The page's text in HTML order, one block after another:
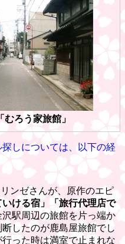
ろう家旅館」
探しについては、以下の経
ンゼさんが、原作のエピ
いける宿」「旅行代理店で
沢駅周辺の旅館を片っ端か
したのが鹿島屋旅館でし
った時は満室で止まれな